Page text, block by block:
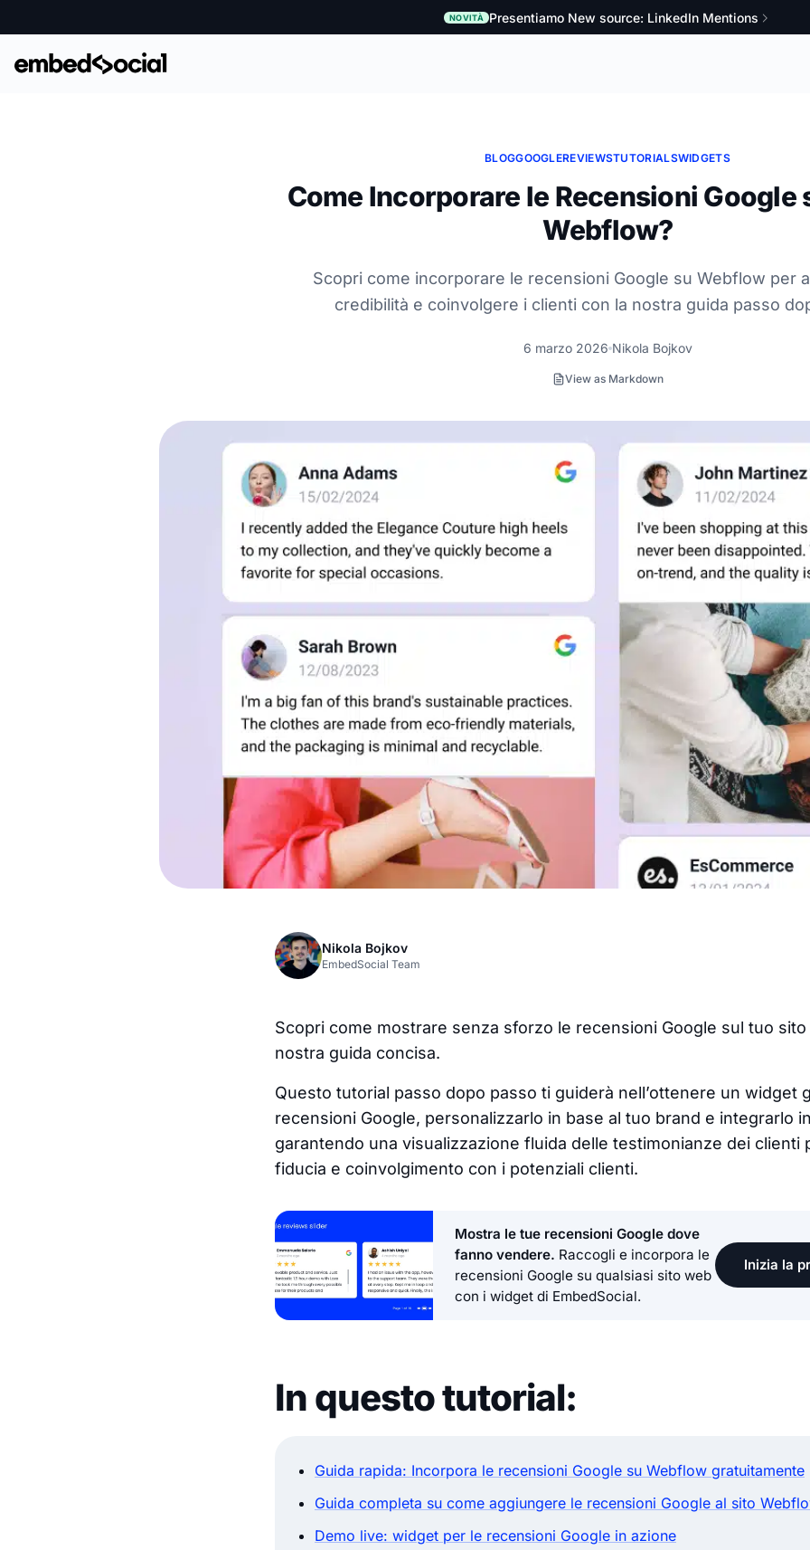
NOVITÀ Presentiamo New source: LinkedIn Mentions
BLOGGOOGLEREVIEWSTUTORIALSWIDGETS
Come Incorporare le Recensioni Google
Webflow?
Scopri come incorporare le recensioni Google su Webflow per
credibilità e coinvolgere i clienti con la nostra guida passo
6 marzo 2026 Nikola Bojkov
View as Markdown
Nikola Bojkov
EmbedSocial Team
Scopri come mostrare senza sforzo le recensioni Google sul tuo
nostra guida concisa.
Questo tutorial passo dopo passo ti guiderà nell’ottenere un widget
recensioni Google, personalizzarlo in base al tuo brand e integrarlo
garantendo una visualizzazione fluida delle testimonianze dei clienti
fiducia e coinvolgimento con i potenziali clienti.
Mostra le tue recensioni Google dove
fanno vendere. Raccogli e incorpora le
recensioni Google su qualsiasi sito web
con i widget di EmbedSocial.
Inizia la
In questo tutorial:
Guida rapida: Incorpora le recensioni Google su Webflow gratuitamente
Guida completa su come aggiungere le recensioni Google al sito
Demo live: widget per le recensioni Google in azione